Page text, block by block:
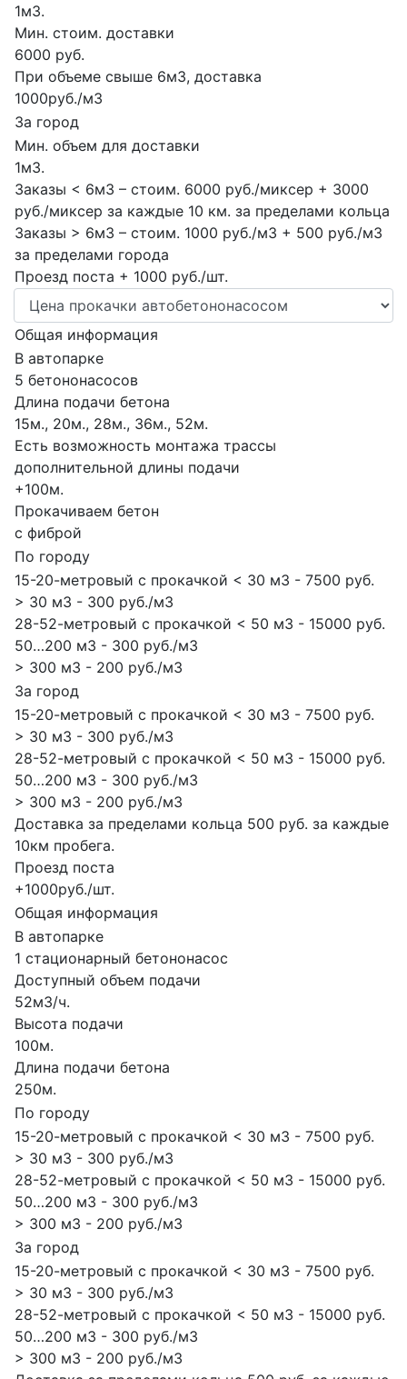
1м3.
Мин. стоим. доставки
6000 руб.
При объеме свыше 6м3, доставка
1000руб./м3
За город
Мин. объем для доставки
1м3.
Заказы < 6м3 – стоим. 6000 руб./миксер + 3000
руб./миксер за каждые 10 км. за пределами кольца
Заказы > 6м3 – стоим. 1000 руб./м3 + 500 руб./м3
за пределами города
Проезд поста + 1000 руб./шт.
Общая информация
В автопарке
5 бетононасосов
Длина подачи бетона
15м., 20м., 28м., 36м., 52м.
Есть возможность монтажа трассы
дополнительной длины подачи
+100м.
Прокачиваем бетон
с фиброй
По городу
15-20-метровый с прокачкой < 30 м3 - 7500 руб.
> 30 м3 - 300 руб./м3
28-52-метровый с прокачкой < 50 м3 - 15000 руб.
50…200 м3 - 300 руб./м3
> 300 м3 - 200 руб./м3
За город
15-20-метровый с прокачкой < 30 м3 - 7500 руб.
> 30 м3 - 300 руб./м3
28-52-метровый с прокачкой < 50 м3 - 15000 руб.
50…200 м3 - 300 руб./м3
> 300 м3 - 200 руб./м3
Доставка за пределами кольца 500 руб. за каждые
10км пробега.
Проезд поста
+1000руб./шт.
Общая информация
В автопарке
1 стационарный бетононасос
Доступный объем подачи
52м3/ч.
Высота подачи
100м.
Длина подачи бетона
250м.
По городу
15-20-метровый с прокачкой < 30 м3 - 7500 руб.
> 30 м3 - 300 руб./м3
28-52-метровый с прокачкой < 50 м3 - 15000 руб.
50…200 м3 - 300 руб./м3
> 300 м3 - 200 руб./м3
За город
15-20-метровый с прокачкой < 30 м3 - 7500 руб.
> 30 м3 - 300 руб./м3
28-52-метровый с прокачкой < 50 м3 - 15000 руб.
50…200 м3 - 300 руб./м3
> 300 м3 - 200 руб./м3